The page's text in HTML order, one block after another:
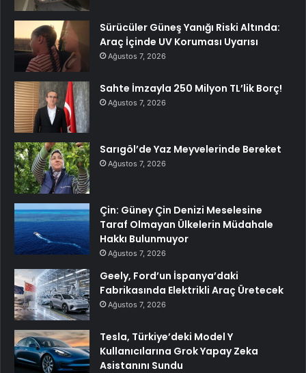
Sürücüler Güneş Yanığı Riski Altında:
Araç İçinde UV Koruması Uyarısı
Ağustos 7, 2026
Sahte İmzayla 250 Milyon TL’lik Borç!
Ağustos 7, 2026
Sarıgöl’de Yaz Meyvelerinde Bereket
Ağustos 7, 2026
Çin: Güney Çin Denizi Meselesine
Taraf Olmayan Ülkelerin Müdahale
Hakkı Bulunmuyor
Ağustos 7, 2026
Geely, Ford’un İspanya’daki
Fabrikasında Elektrikli Araç Üretecek
Ağustos 7, 2026
Tesla, Türkiye’deki Model Y
Kullanıcılarına Grok Yapay Zeka
Asistanını Sundu